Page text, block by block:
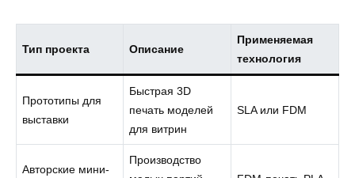
Тип проекта Описание
Применяемая
технология
Прототипы для
выставки
Быстрая 3D
печать моделей
для витрин
SLA или FDM
Авторские мини-
Производство